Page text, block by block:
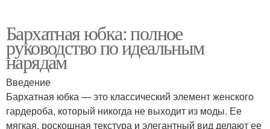
Бархатная юбка: полное
руководство по идеальным
нарядам
Введение
Бархатная юбка — это классический элемент женского
гардероба, который никогда не выходит из моды. Ее
мягкая, роскошная текстура и элегантный вид делают ее